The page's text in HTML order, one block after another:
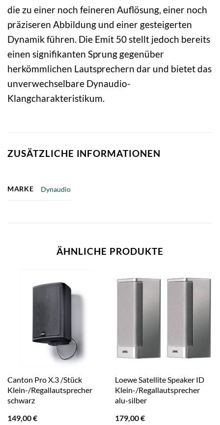
die zu einer noch feineren Auflösung, einer noch
präziseren Abbildung und einer gesteigerten
Dynamik führen. Die Emit 50 stellt jedoch bereits
einen signifikanten Sprung gegenüber
herkömmlichen Lautsprechern dar und bietet das
unverwechselbare Dynaudio-
Klangcharakteristikum.
ZUSÄTZLICHE INFORMATIONEN
MARKE Dynaudio
ÄHNLICHE PRODUKTE
Canton Pro X.3 /Stück
Klein-/Regallautsprecher
schwarz
149,00€
Loewe Satellite Speaker ID
Klein-/Regallautsprecher
alu-silber
179,00€